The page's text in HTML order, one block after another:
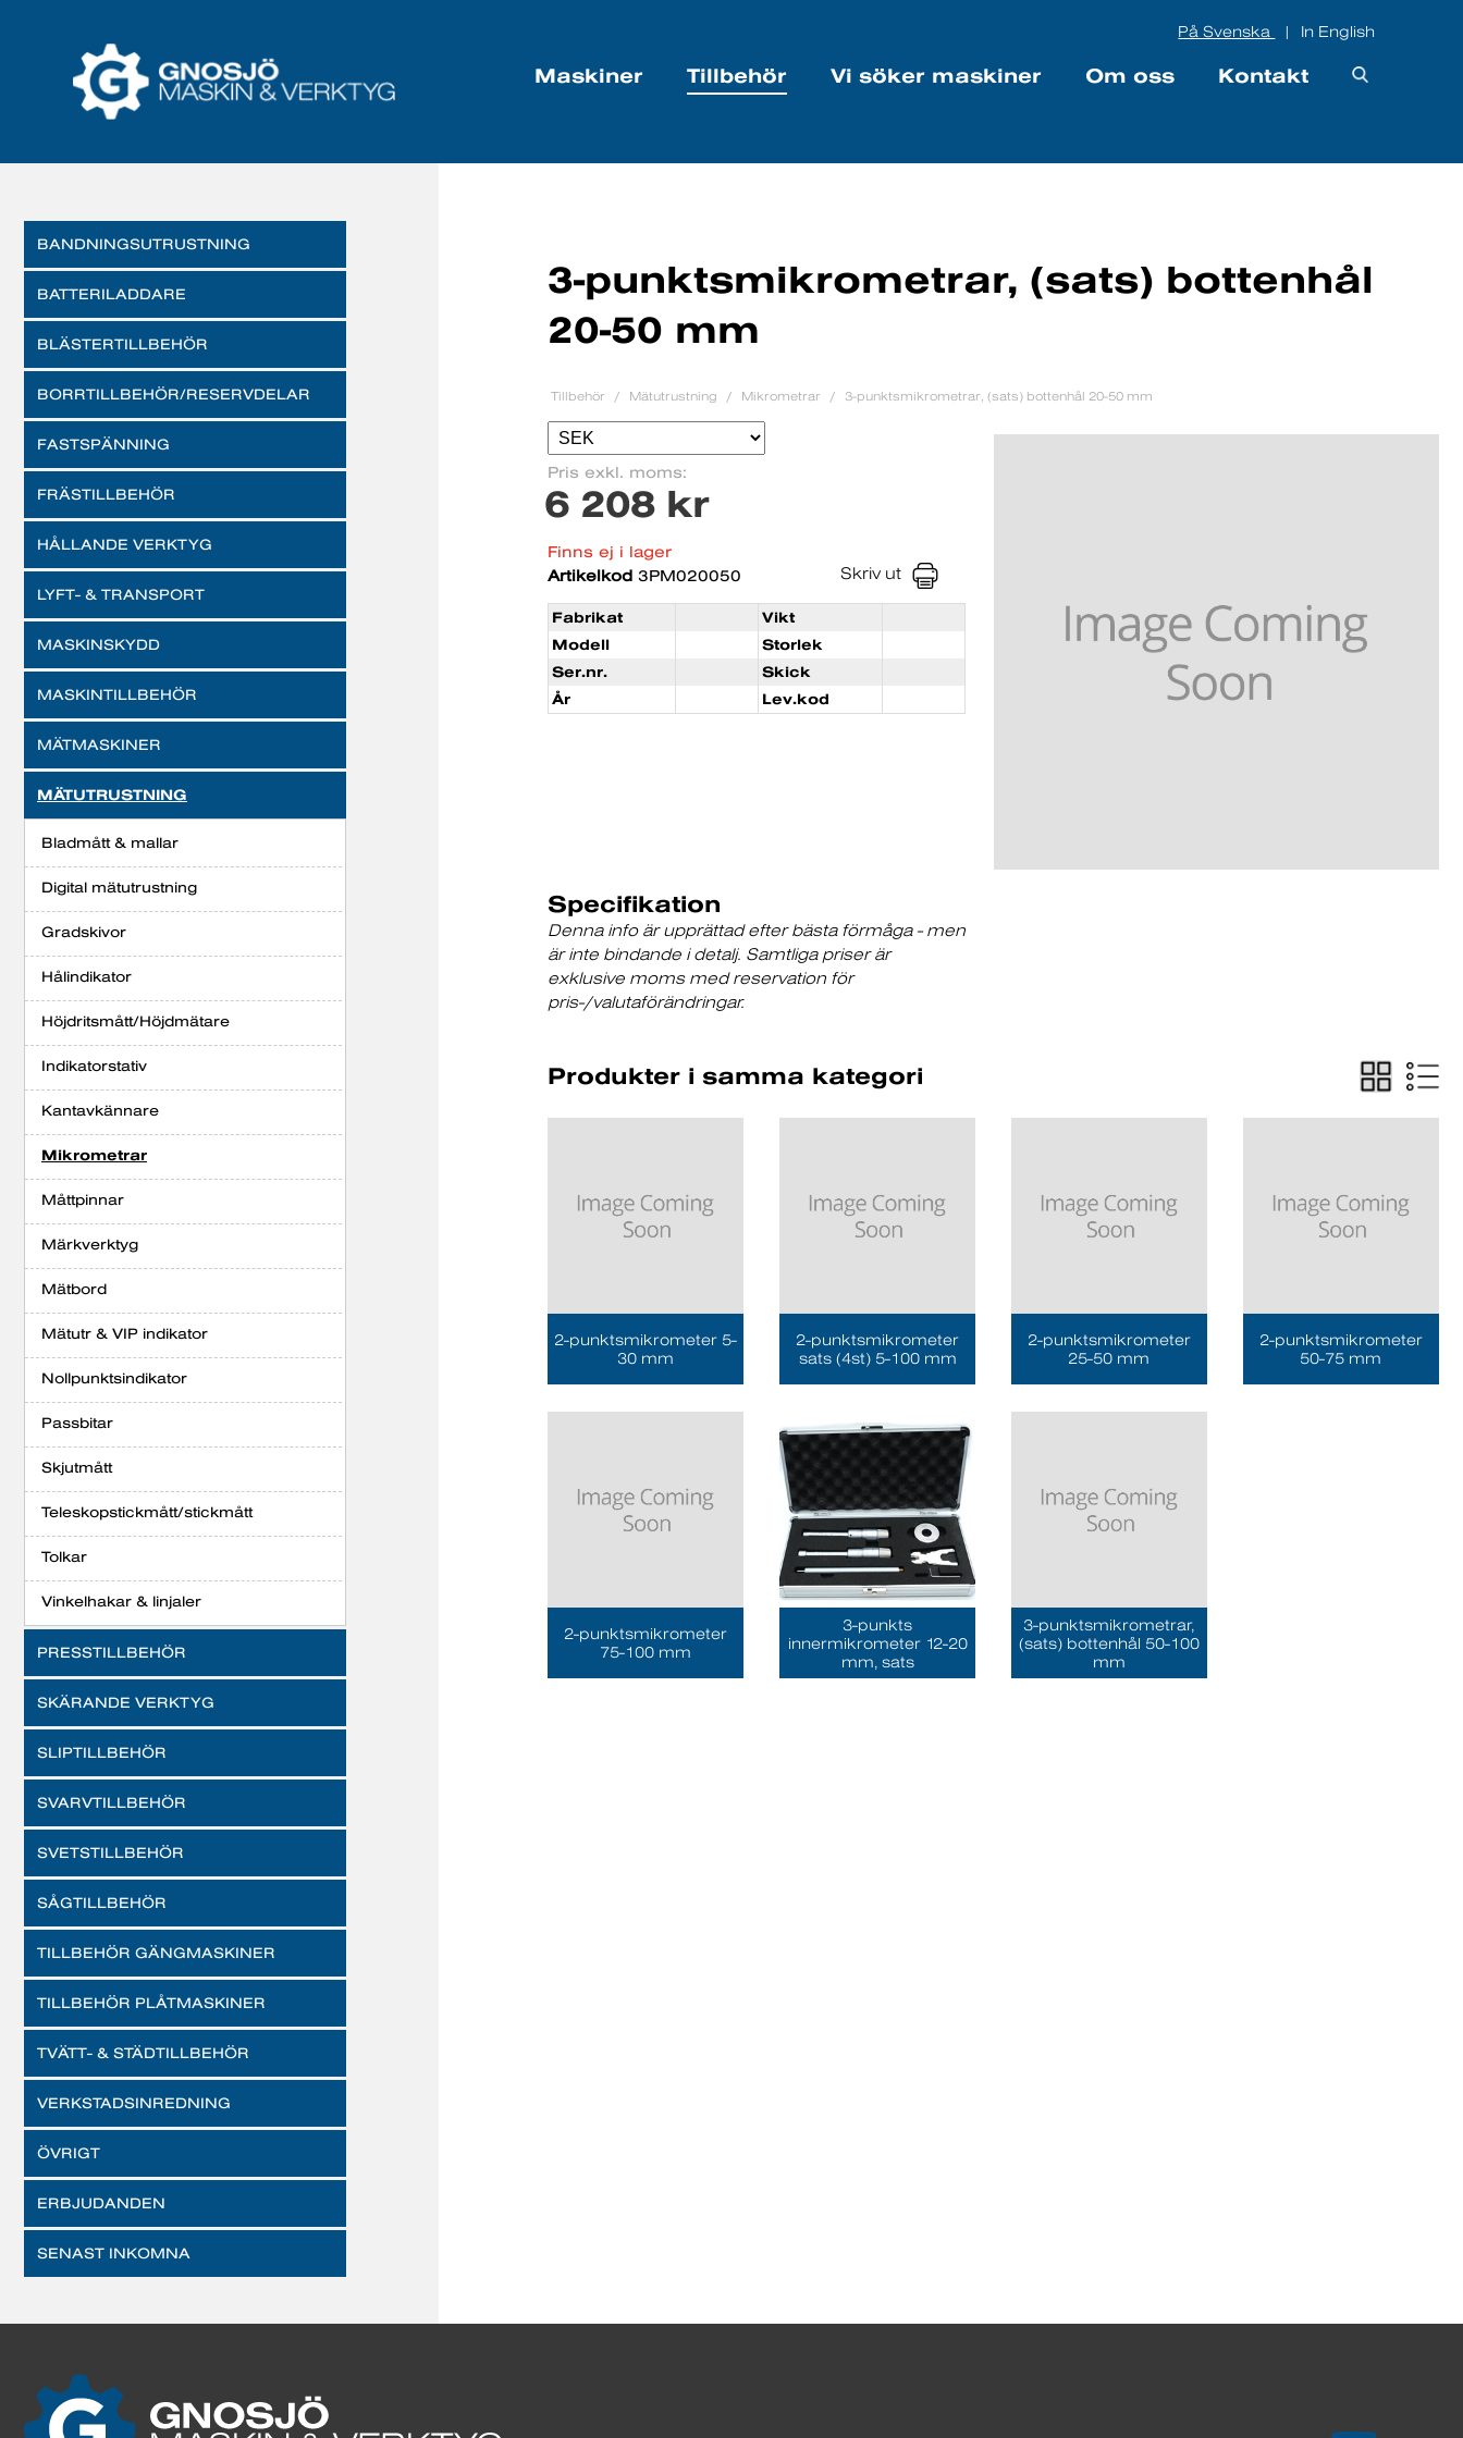
På Svenska In English
Maskiner Tillbehör Vi söker maskiner Om oss Kontakt
BANDNINGSUTRUSTNING
BATTERILADDARE
BLÄSTERTILLBEHÖR
BORRTILLBEHÖR/RESERVDELAR
FASTSPÄNNING
FRÄSTILLBEHÖR
HÅLLANDE VERKTYG
LYFT- & TRANSPORT
MASKINSKYDD
MASKINTILLBEHÖR
MÄTMASKINER
MÄTUTRUSTNING
Bladmått & mallar
Digital mätutrustning
Gradskivor
Hålindikator
Höjdritsmått/Höjdmätare
Indikatorstativ
Kantavkännare
Mikrometrar
Måttpinnar
Märkverktyg
Mätbord
Mätutr & VIP indikator
Nollpunktsindikator
Passbitar
Skjutmått
Teleskopstickmått/stickmått
Tolkar
Vinkelhakar & linjaler
PRESSTILLBEHÖR
SKÄRANDE VERKTYG
SLIPTILLBEHÖR
SVARVTILLBEHÖR
SVETSTILLBEHÖR
SÅGTILLBEHÖR
TILLBEHÖR GÄNGMASKINER
TILLBEHÖR PLÅTMASKINER
TVÄTT- & STÄDTILLBEHÖR
VERKSTADSINREDNING
ÖVRIGT
ERBJUDANDEN
SENAST INKOMNA
3-punktsmikrometrar, (sats) bottenhål
20-50 mm
Tillbehör Mätutrustning Mikrometrar 3-punktsmikrometrar, (sats) bottenhål 20-50 mm
Pris exkl. moms:
6 208 kr
Finns ej i lager
Artikelkod 3PM020050 Skriv ut
Fabrikat
Vikt
Modell
Storlek
Ser.nr.
Skick
År
Lev.kod
Specifikation
Denna info är upprättad efter bästa förmåga - men
är inte bindande i detalj. Samtliga priser är
exklusive moms med reservation för
pris-/valutaförändringar.
Produkter i samma kategori
2-punktsmikrometer 5-
30 mm
2-punktsmikrometer
sats (4st) 5-100 mm
2-punktsmikrometer
25-50 mm
2-punktsmikrometer
50-75 mm
2-punktsmikrometer
75-100 mm
3-punkts
innermikrometer 12-20
mm, sats
3-punktsmikrometrar,
(sats) bottenhål 50-100
mm